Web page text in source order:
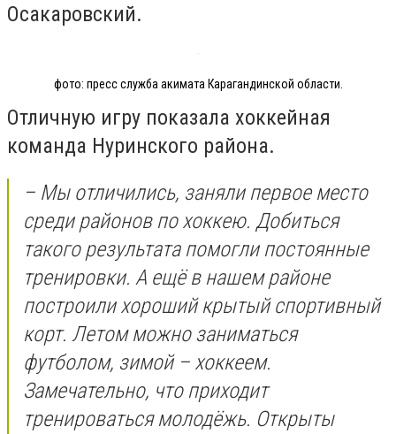
Осакаровский.
фото: пресс служба акимата Карагандинской области.
Отличную игру показала хоккейная
команда Нуринского района.
– Мы отличились, заняли первое место
среди районов по хоккею. Добиться
такого результата помогли постоянные
тренировки. А ещё в нашем районе
построили хороший крытый спортивный
корт. Летом можно заниматься
футболом, зимой – хоккеем.
Замечательно, что приходит
тренироваться молодёжь. Открыты